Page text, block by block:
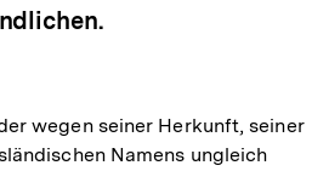
wegen seiner Herkunft, seiner
Namens ungleich